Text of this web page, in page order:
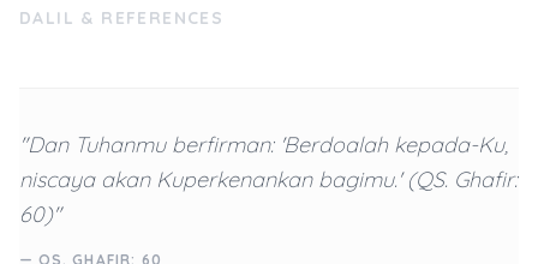
DALIL & REFERENCES
"Dan Tuhanmu berfirman: 'Berdoalah kepada-Ku,
niscaya akan Kuperkenankan bagimu.' (QS. Ghafir:
60)"
— QS. GHAFIR: 60